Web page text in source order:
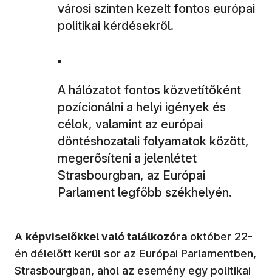
városi szinten kezelt fontos európai
politikai kérdésekről.
A hálózatot fontos közvetítőként
pozícionálni a helyi igények és
célok, valamint az európai
döntéshozatali folyamatok között,
megerősíteni a jelenlétet
Strasbourgban, az Európai
Parlament legfőbb székhelyén.
A képviselőkkel való találkozóra október 22-
én délelőtt kerül sor az Európai Parlamentben,
Strasbourgban, ahol az esemény egy politikai